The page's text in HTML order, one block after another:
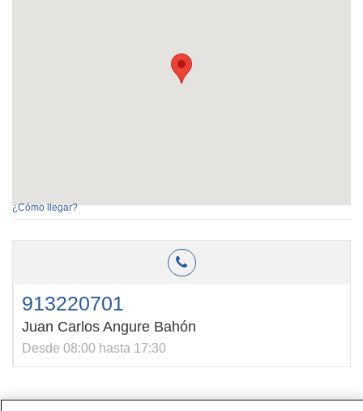
¿Cómo llegar?
913220701
Juan Carlos Angure Bahón
Desde 08:00 hasta 17:30